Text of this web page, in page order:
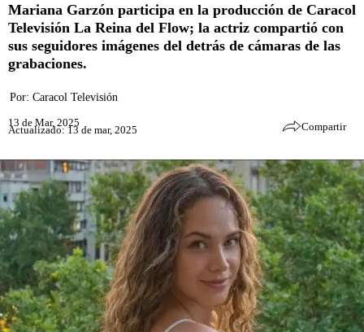
Mariana Garzón participa en la producción de Caracol
Televisión La Reina del Flow; la actriz compartió con
sus seguidores imágenes del detrás de cámaras de las
grabaciones.
Por: Caracol Televisión
13 de Mar, 2025
Actualizado: 13 de mar, 2025 Compartir